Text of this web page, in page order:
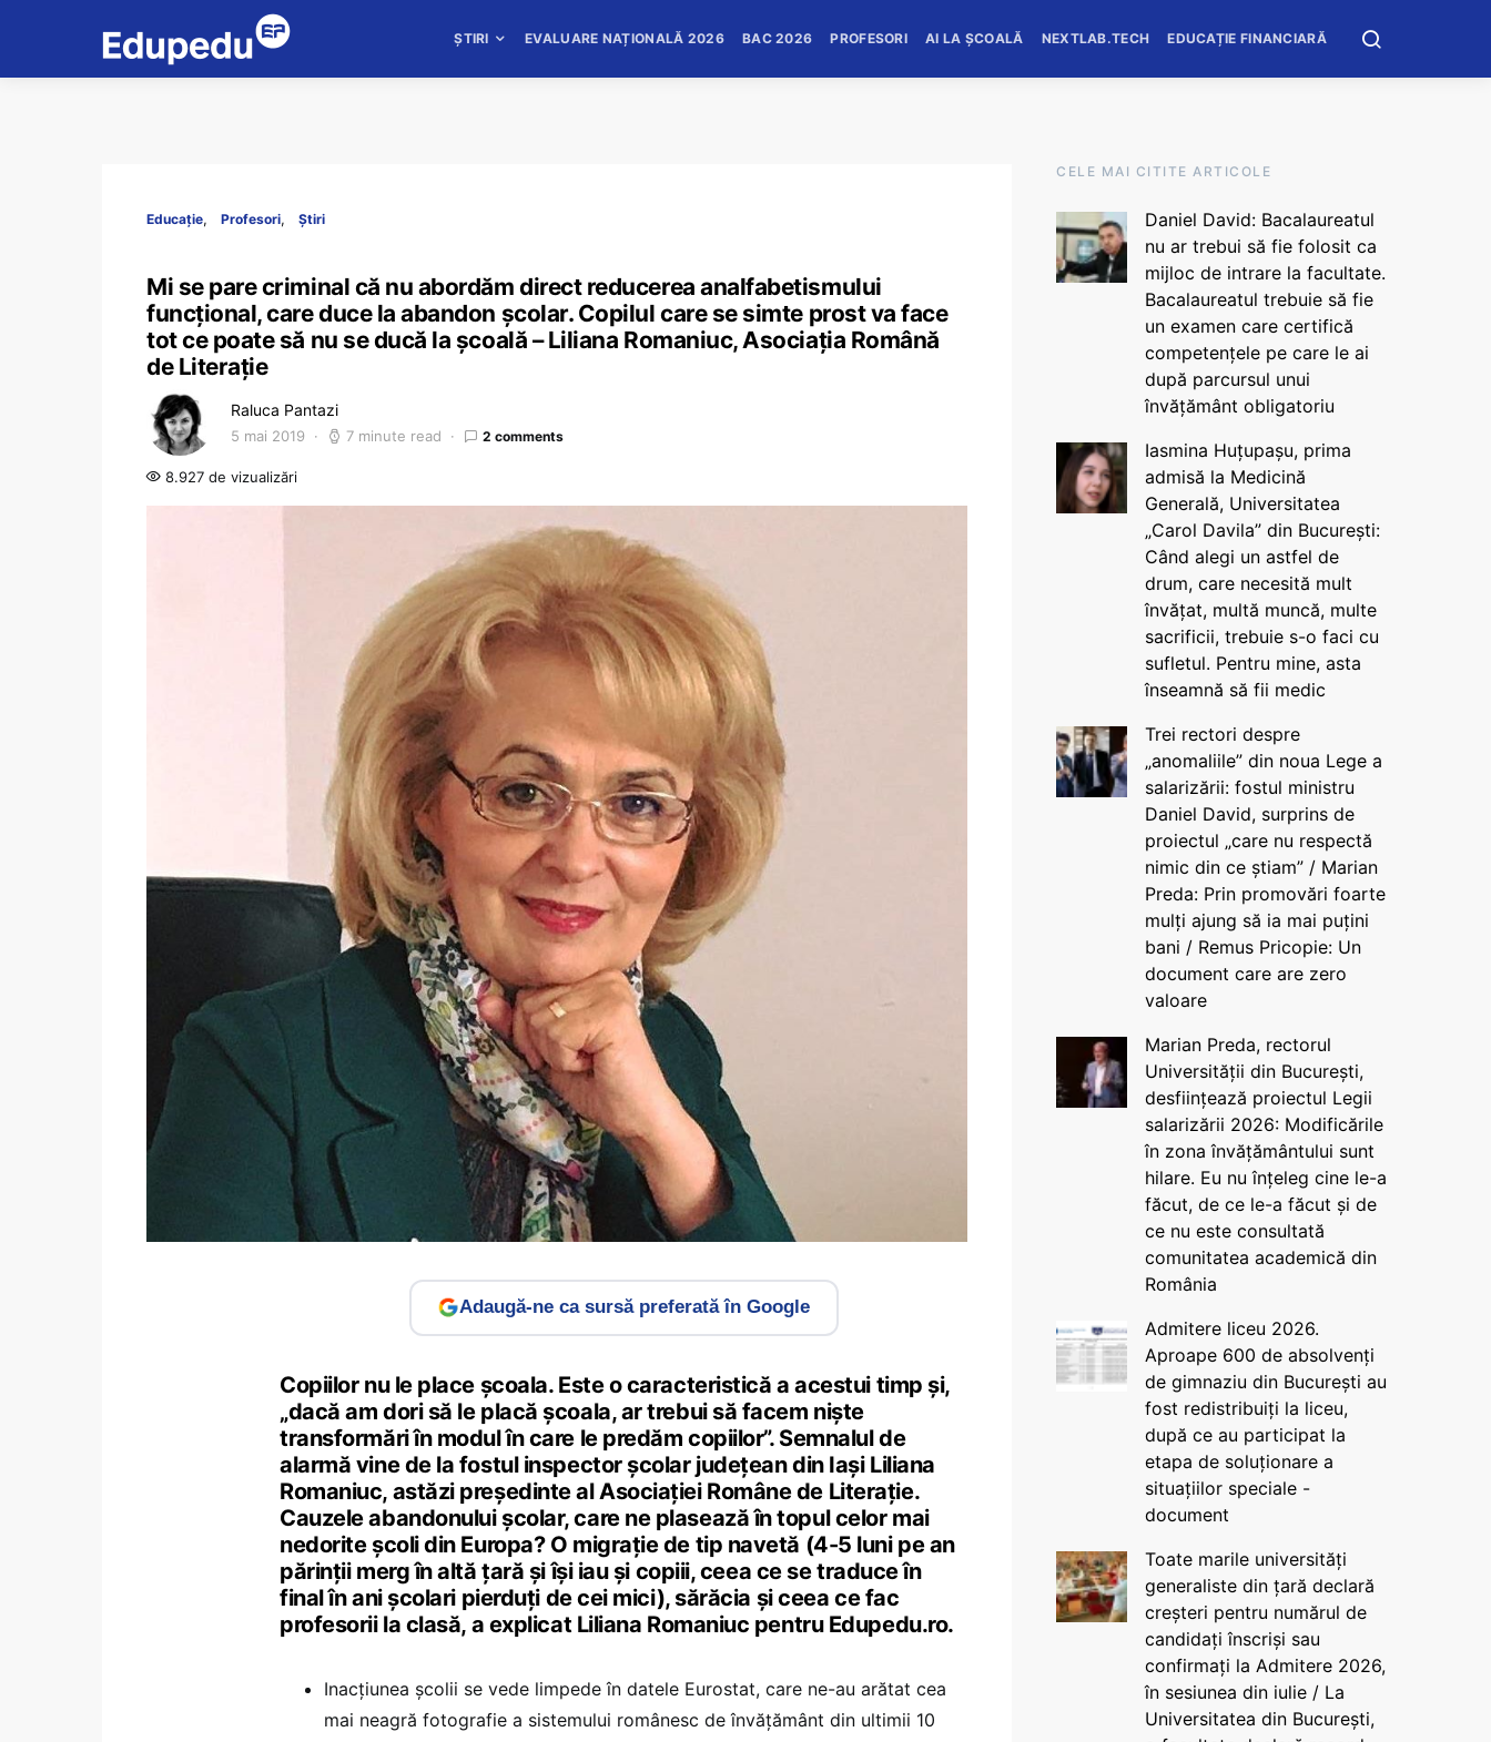
ȘTIRI EVALUARE NAȚIONALĂ 2026 BAC 2026 PROFESORI AI LA ȘCOALĂ NEXTLAB.TECH EDUCAȚIE FINANCIARĂ
Educație Profesori Știri
Mi se pare criminal că nu abordăm direct reducerea analfabetismului
funcțional, care duce la abandon școlar. Copilul care se simte prost va face
tot ce poate să nu se ducă la școală – Liliana Romaniuc, Asociația Română
de Literație
Raluca Pantazi
5 mai 2019 7 minute read 2 comments
8.927 de vizualizări
Adaugă-ne ca sursă preferată în Google
Copiilor nu le place școala. Este o caracteristică a acestui timp și,
„dacă am dori să le placă școala, ar trebui să facem niște
transformări în modul în care le predăm copiilor”. Semnalul de
alarmă vine de la fostul inspector școlar județean din Iași Liliana
Romaniuc, astăzi președinte al Asociației Române de Literație.
Cauzele abandonului școlar, care ne plasează în topul celor mai
nedorite școli din Europa? O migrație de tip navetă (4-5 luni pe an
părinții merg în altă țară și își iau și copiii, ceea ce se traduce în
final în ani școlari pierduți de cei mici), sărăcia și ceea ce fac
profesorii la clasă, a explicat Liliana Romaniuc pentru Edupedu.ro.
Inacțiunea școlii se vede limpede în datele Eurostat, care ne-au arătat cea
mai neagră fotografie a sistemului românesc de învățământ din ultimii 10
CELE MAI CITITE ARTICOLE
Daniel David: Bacalaureatul
nu ar trebui să fie folosit ca
mijloc de intrare la facultate.
Bacalaureatul trebuie să fie
un examen care certifică
competențele pe care le ai
după parcursul unui
învățământ obligatoriu
Iasmina Huțupașu, prima
admisă la Medicină
Generală, Universitatea
„Carol Davila” din București:
Când alegi un astfel de
drum, care necesită mult
învățat, multă muncă, multe
sacrificii, trebuie s-o faci cu
sufletul. Pentru mine, asta
înseamnă să fii medic
Trei rectori despre
„anomaliile” din noua Lege a
salarizării: fostul ministru
Daniel David, surprins de
proiectul „care nu respectă
nimic din ce știam” / Marian
Preda: Prin promovări foarte
mulți ajung să ia mai puțini
bani / Remus Pricopie: Un
document care are zero
valoare
Marian Preda, rectorul
Universității din București,
desființează proiectul Legii
salarizării 2026: Modificările
în zona învățământului sunt
hilare. Eu nu înțeleg cine le-a
făcut, de ce le-a făcut și de
ce nu este consultată
comunitatea academică din
România
Admitere liceu 2026.
Aproape 600 de absolvenți
de gimnaziu din București au
fost redistribuiți la liceu,
după ce au participat la
etapa de soluționare a
situațiilor speciale -
document
Toate marile universități
generaliste din țară declară
creșteri pentru numărul de
candidați înscriși sau
confirmați la Admitere 2026,
în sesiunea din iulie / La
Universitatea din București,